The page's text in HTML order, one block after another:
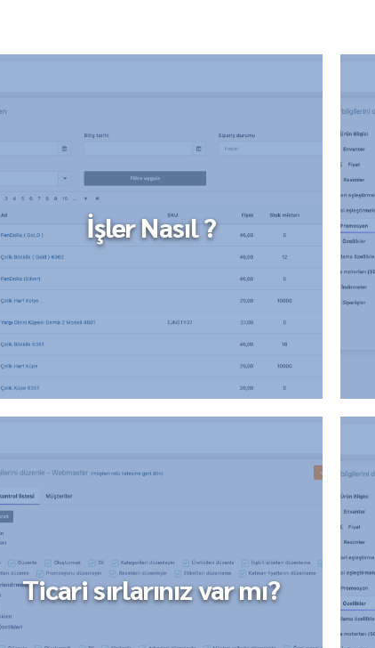
İşler Nasıl ?
Ticari sırlarınız var mı?